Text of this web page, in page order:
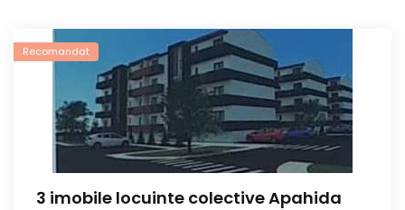
Recomandat
3 imobile locuinte colective Apahida